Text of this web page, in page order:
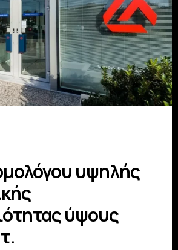
υψηλής
ύψους